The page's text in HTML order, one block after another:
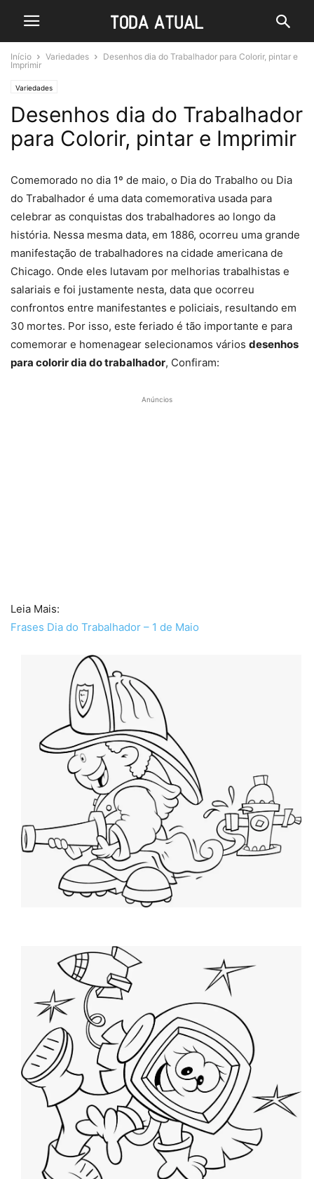
Início Variedades
Desenhos dia do Trabalhador para Colorir, pintar e
Imprimir
Variedades
Desenhos dia do Trabalhador
para Colorir, pintar e Imprimir
Comemorado no dia 1º de maio, o Dia do Trabalho ou Dia
do Trabalhador é uma data comemorativa usada para
celebrar as conquistas dos trabalhadores ao longo da
história. Nessa mesma data, em 1886, ocorreu uma grande
manifestação de trabalhadores na cidade americana de
Chicago. Onde eles lutavam por melhorias trabalhistas e
salariais e foi justamente nesta, data que ocorreu
confrontos entre manifestantes e policiais, resultando em
30 mortes. Por isso, este feriado é tão importante e para
comemorar e homenagear selecionamos vários desenhos
para colorir dia do trabalhador, Confiram:
Anúncios
Leia Mais:
Frases Dia do Trabalhador – 1 de Maio